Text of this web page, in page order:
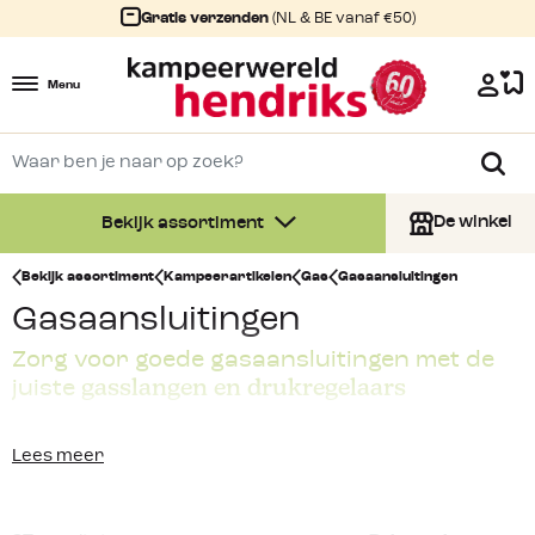
Gratis verzenden (NL & BE vanaf €50)
Menu
Bekijk assortiment De winkel
Bekijk assortiment Kampeerartikelen Gas Gasaansluitingen
Gasaansluitingen
Zorg voor goede gasaansluitingen met de
juiste gasslangen en drukregelaars
Lees meer